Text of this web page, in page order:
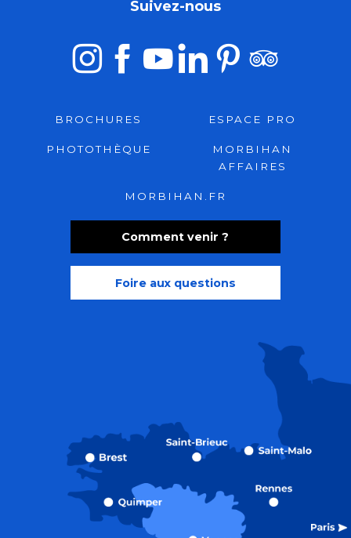
Comment venir ?
Foire aux questions
Suivez-nous
BROCHURES ESPACE PRO
PHOTOTHÈQUE
MORBIHAN
AFFAIRES
MORBIHAN.FR